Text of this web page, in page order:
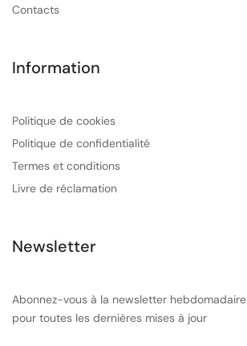
Contacts
Information
Politique de cookies
Politique de confidentialité
Termes et conditions
Livre de réclamation
Newsletter
Abonnez-vous à la newsletter hebdomadaire
pour toutes les dernières mises à jour